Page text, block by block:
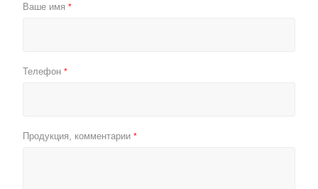
Ваше имя *
Телефон *
Продукция, комментарии *